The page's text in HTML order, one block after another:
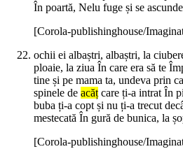
În poartă, Nelu fuge și se
[Corola-publishinghouse/
ochii ei albaștri, albaștri, la
ploaie, la ziua În care era să te
tine și pe mama ta, undeva prin
spinele de acățcare ți-a intrat În
buba ți-a copt și nu ți-a trecut
mestecată În gură de bunica, la
[Corola-publishinghouse/